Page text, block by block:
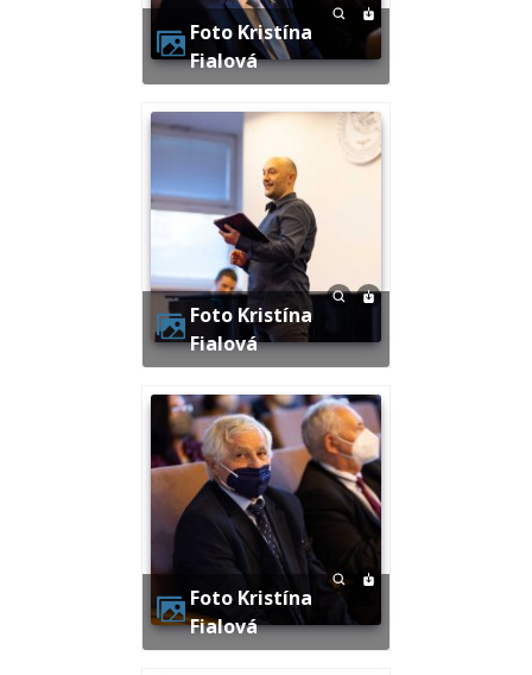
Foto Kristína
Fialová
Foto Kristína
Fialová
Foto Kristína
Fialová